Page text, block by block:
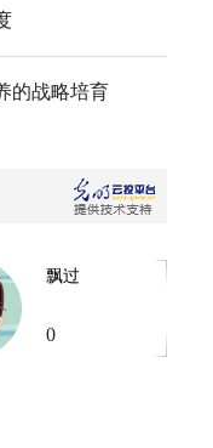
的战略培育
飘过
0